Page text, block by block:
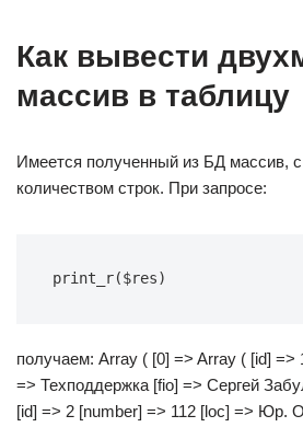
Как вывести
массив в таблицу
Имеется полученный из БД массив,
количеством строк. При запросе:
print_r($res)
получаем: Array ( [0] => Array ( [id] =>
=> Техподдержка [fio] => Сергей
[id] => 2 [number] => 112 [loc] => Юр.